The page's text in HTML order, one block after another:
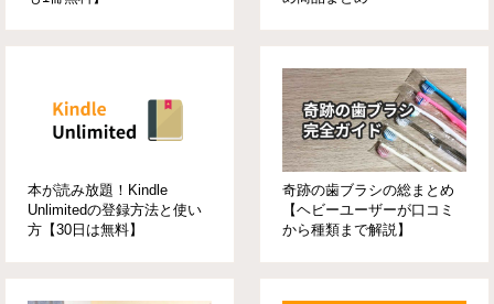
本が読み放題！Kindle
Unlimitedの登録方法と使い
方【30日は無料】
奇跡の歯ブラシの総まとめ
【ヘビーユーザーが口コミ
から種類まで解説】